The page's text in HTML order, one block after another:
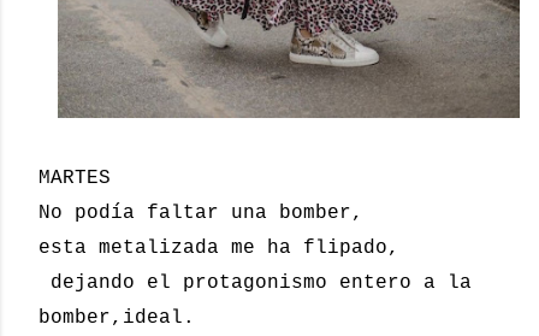
MARTES
No podía faltar una bomber,
esta metalizada me ha flipado,
dejando el protagonismo entero a la
bomber,ideal.